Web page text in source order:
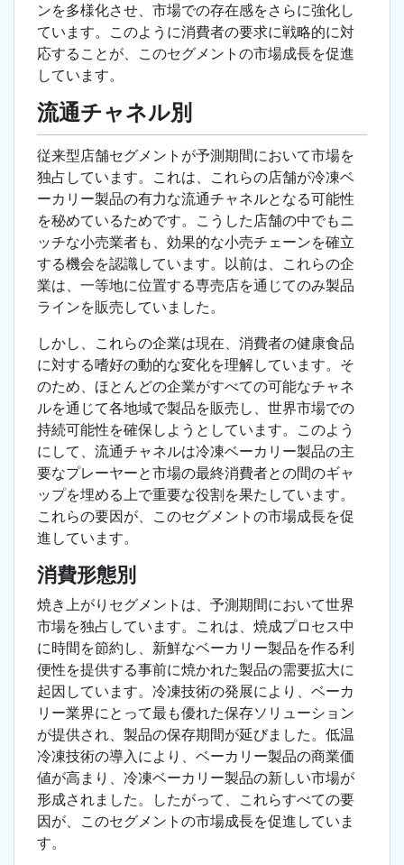
ンを多様化させ、市場での存在感をさらに強化し
ています。このように消費者の要求に戦略的に対
応することが、このセグメントの市場成長を促進
しています。
流通チャネル別
従来型店舗セグメントが予測期間において市場を
独占しています。これは、これらの店舗が冷凍ベ
ーカリー製品の有力な流通チャネルとなる可能性
を秘めているためです。こうした店舗の中でもニ
ッチな小売業者も、効果的な小売チェーンを確立
する機会を認識しています。以前は、これらの企
業は、一等地に位置する専売店を通じてのみ製品
ラインを販売していました。
しかし、これらの企業は現在、消費者の健康食品
に対する嗜好の動的な変化を理解しています。そ
のため、ほとんどの企業がすべての可能なチャネ
ルを通じて各地域で製品を販売し、世界市場での
持続可能性を確保しようとしています。このよう
にして、流通チャネルは冷凍ベーカリー製品の主
要なプレーヤーと市場の最終消費者との間のギャ
ップを埋める上で重要な役割を果たしています。
これらの要因が、このセグメントの市場成長を促
進しています。
消費形態別
焼き上がりセグメントは、予測期間において世界
市場を独占しています。これは、焼成プロセス中
に時間を節約し、新鮮なベーカリー製品を作る利
便性を提供する事前に焼かれた製品の需要拡大に
起因しています。冷凍技術の発展により、ベーカ
リー業界にとって最も優れた保存ソリューション
が提供され、製品の保存期間が延びました。低温
冷凍技術の導入により、ベーカリー製品の商業価
値が高まり、冷凍ベーカリー製品の新しい市場が
形成されました。したがって、これらすべての要
因が、このセグメントの市場成長を促進していま
す。